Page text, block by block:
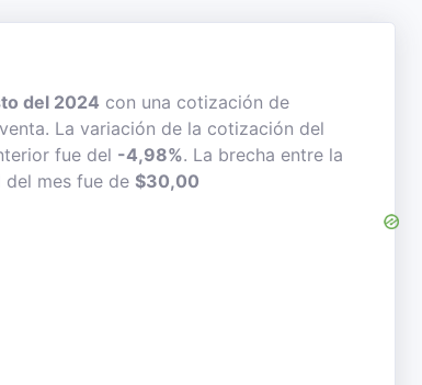
del 2024 con una cotización de
La variación de la cotización del
fue del -4,98%. La brecha entre la
mes fue de $30,00